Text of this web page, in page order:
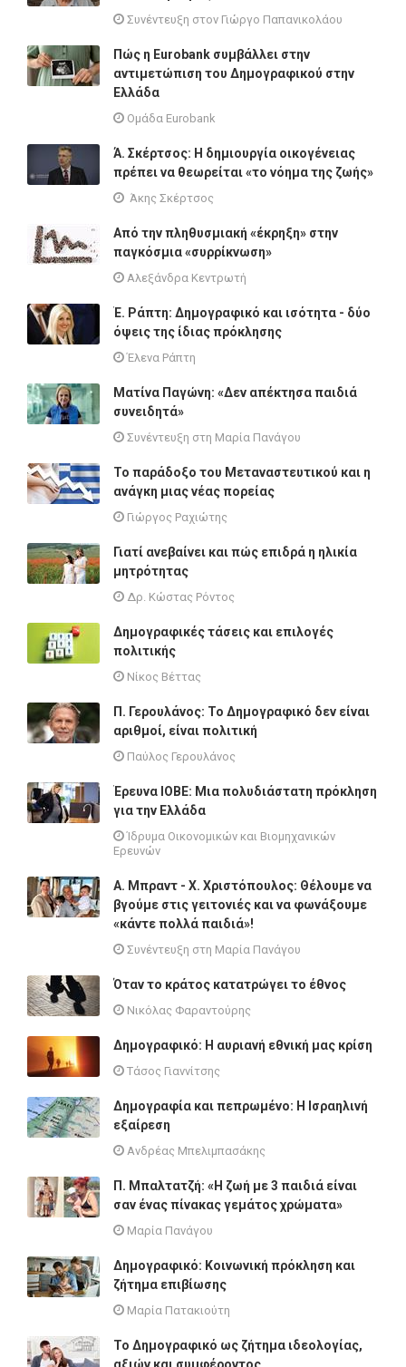
Συνέντευξη στον Γιώργο Παπανικολάου
Πώς η Eurobank συμβάλλει στην
αντιμετώπιση του Δημογραφικού στην
Ελλάδα
Ομάδα Eurobank
Ά. Σκέρτσος: Η δημιουργία οικογένειας
πρέπει να θεωρείται «το νόημα της ζωής»
Άκης Σκέρτσος
Από την πληθυσμιακή «έκρηξη» στην
παγκόσμια «συρρίκνωση»
Αλεξάνδρα Κεντρωτή
Έ. Ράπτη: Δημογραφικό και ισότητα - δύο
όψεις της ίδιας πρόκλησης
Έλενα Ράπτη
Ματίνα Παγώνη: «Δεν απέκτησα παιδιά
συνειδητά»
Συνέντευξη στη Μαρία Πανάγου
Το παράδοξο του Μεταναστευτικού και η
ανάγκη μιας νέας πορείας
Γιώργος Ραχιώτης
Γιατί ανεβαίνει και πώς επιδρά η ηλικία
μητρότητας
Δρ. Κώστας Ρόντος
Δημογραφικές τάσεις και επιλογές
πολιτικής
Νίκος Βέττας
Π. Γερουλάνος: Το Δημογραφικό δεν είναι
αριθμοί, είναι πολιτική
Παύλος Γερουλάνος
Έρευνα ΙΟΒΕ: Μια πολυδιάστατη πρόκληση
για την Ελλάδα
Ίδρυμα Οικονομικών και Βιομηχανικών
Ερευνών
Α. Μπραντ - Χ. Χριστόπουλος: Θέλουμε να
βγούμε στις γειτονιές και να φωνάξουμε
«κάντε πολλά παιδιά»!
Συνέντευξη στη Μαρία Πανάγου
Όταν το κράτος κατατρώγει το έθνος
Νικόλας Φαραντούρης
Δημογραφικό: Η αυριανή εθνική μας κρίση
Τάσος Γιαννίτσης
Δημογραφία και πεπρωμένο: Η Ισραηλινή
εξαίρεση
Ανδρέας Μπελιμπασάκης
Π. Μπαλτατζή: «Η ζωή με 3 παιδιά είναι
σαν ένας πίνακας γεμάτος χρώματα»
Μαρία Πανάγου
Δημογραφικό: Κοινωνική πρόκληση και
ζήτημα επιβίωσης
Μαρία Πατακιούτη
Το Δημογραφικό ως ζήτημα ιδεολογίας,